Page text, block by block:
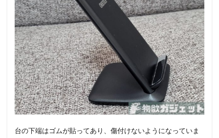
台の下端はゴムが貼ってあり、傷付けないようになっていま